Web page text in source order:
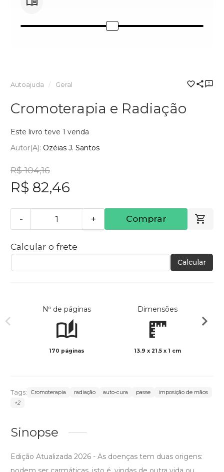
Autoajuda Geral
Cromoterapia e Radiação
Este livro teve 1 venda
Autor(a): Ozéias J. Santos
R$ 104,16
R$ 82,46
- + Comprar
Calcular o frete
Calcular
Nº de páginas
170 páginas
Dimensões
13.9 x 21.5 x 1 cm
Tags: Cromoterapia radiação auto-cura passe
imposição de mãos
+2
Sinopse
Edição Atualizada 2026 - As doenças tem duas origens: